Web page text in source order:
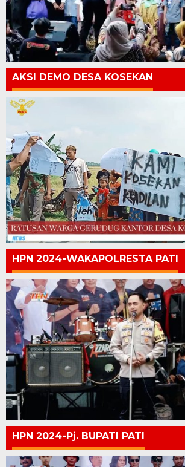
AKSI DEMO DESA KOSEKAN
HPN 2024-WAKAPOLRESTA PATI
HPN 2024-Pj. BUPATI PATI